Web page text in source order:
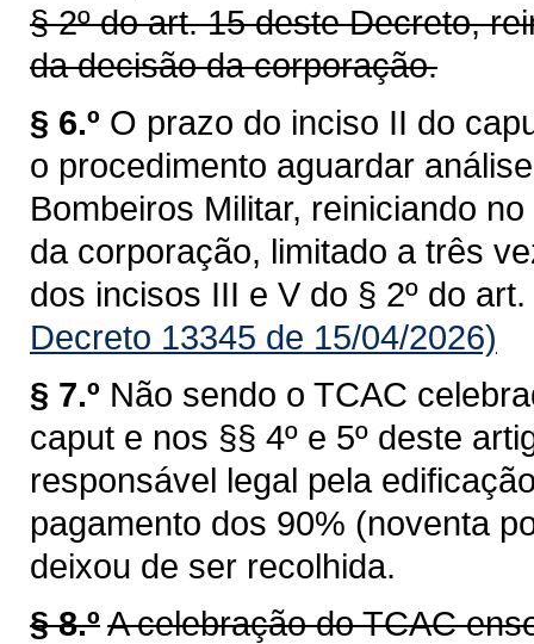
§ 2º do art. 15 deste Decreto,
da decisão da corporação.
§ 6.º O prazo do inciso II do
o procedimento aguardar
Bombeiros Militar, reiniciando
da corporação, limitado a três
dos incisos III e V do § 2º do
Decreto 13345 de 15/04/2026)
§ 7.º Não sendo o TCAC
caput e nos §§ 4º e 5º deste
responsável legal pela
pagamento dos 90% (noventa
deixou de ser recolhida.
§ 8.ºA celebração do TCAC